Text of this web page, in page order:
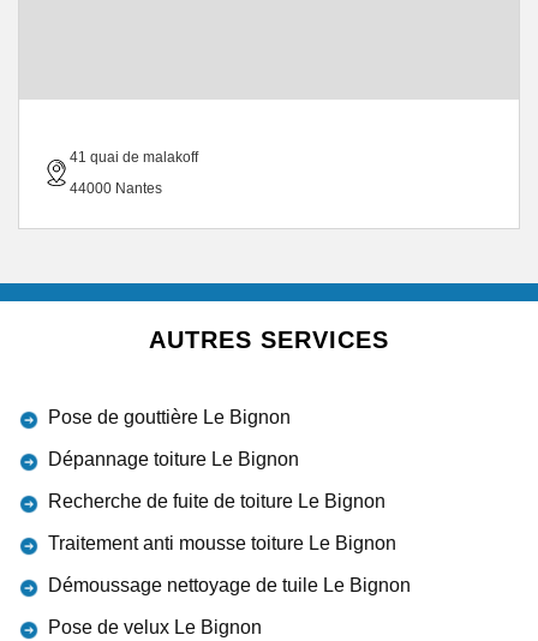
41 quai de malakoff
44000 Nantes
AUTRES SERVICES
Pose de gouttière Le Bignon
Dépannage toiture Le Bignon
Recherche de fuite de toiture Le Bignon
Traitement anti mousse toiture Le Bignon
Démoussage nettoyage de tuile Le Bignon
Pose de velux Le Bignon